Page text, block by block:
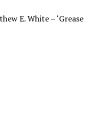
E. White – ‘Grease